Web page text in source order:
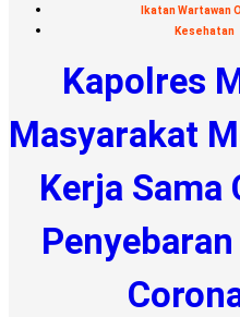
Ikatan Wartawan
Kesehatan
Kapolres
Masyarakat
Kerja Sama